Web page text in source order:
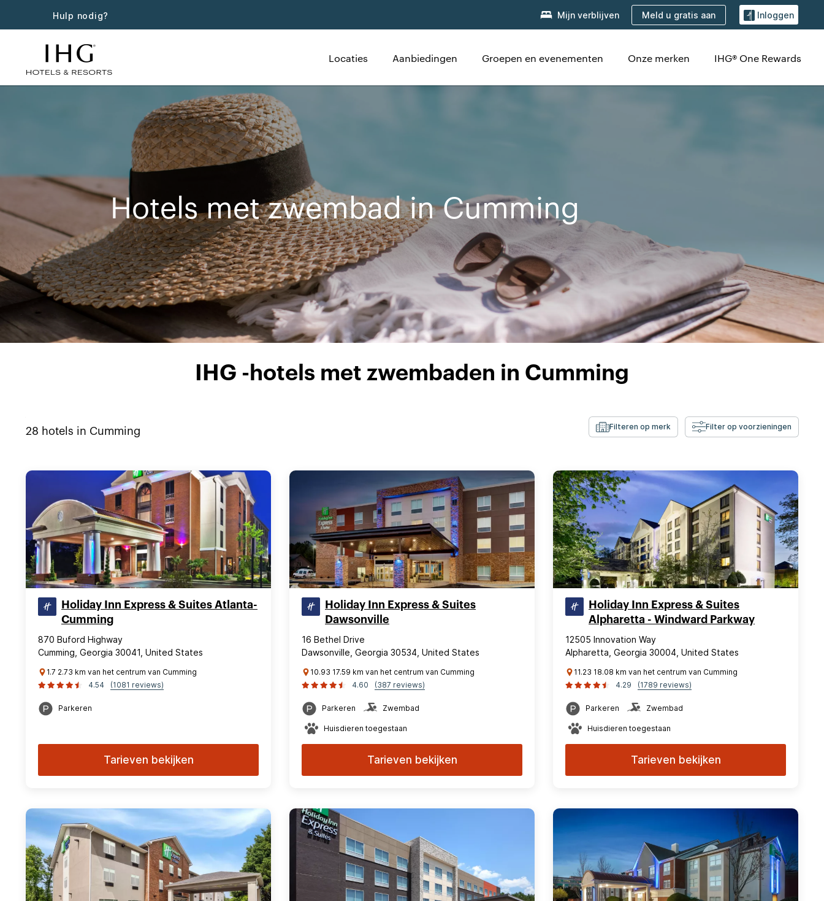
Hulp nodig? Mijn verblijven Meld u gratis aan Inloggen
Locaties Aanbiedingen Groepen en evenementen Onze merken IHG® One Rewards
Hotels met zwembad in Cumming
IHG -hotels met zwembaden in Cumming
28 hotels in Cumming Filteren op merk Filter op voorzieningen
Holiday Inn Express & Suites Atlanta-
Cumming
870 Buford Highway
Cumming, Georgia 30041, United States
1.7 2.73 km van het centrum van Cumming
4.54
(1081 reviews)
Parkeren
Tarieven bekijken
Holiday Inn Express & Suites
Dawsonville
16 Bethel Drive
Dawsonville, Georgia 30534, United States
10.93 17.59 km van het centrum van Cumming
4.60
(387 reviews)
Parkeren Zwembad
Huisdieren toegestaan
Tarieven bekijken
Holiday Inn Express & Suites
Alpharetta - Windward Parkway
12505 Innovation Way
Alpharetta, Georgia 30004, United States
11.23 18.08 km van het centrum van Cumming
4.29
(1789 reviews)
Parkeren Zwembad
Huisdieren toegestaan
Tarieven bekijken